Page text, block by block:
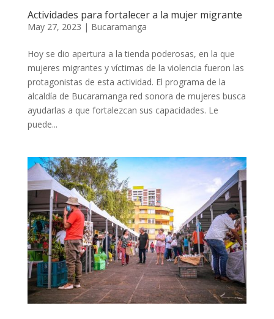
Actividades para fortalecer a la mujer migrante
May 27, 2023 | Bucaramanga
Hoy se dio apertura a la tienda poderosas, en la que
mujeres migrantes y víctimas de la violencia fueron las
protagonistas de esta actividad. El programa de la
alcaldía de Bucaramanga red sonora de mujeres busca
ayudarlas a que fortalezcan sus capacidades. Le
puede...